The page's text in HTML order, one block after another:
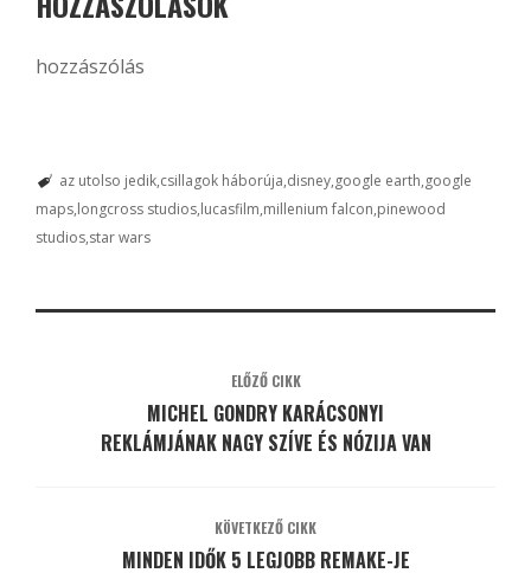
hozzászólás
az utolso jedik csillagok háborúja disney google earth google
maps longcross studios lucasfilm millenium falcon pinewood
studios star wars
ELŐZŐ CIKK
MICHEL GONDRY KARÁCSONYI
REKLÁMJÁNAK NAGY SZÍVE ÉS NÓZIJA VAN
KÖVETKEZŐ CIKK
MINDEN IDŐK 5 LEGJOBB REMAKE-JE